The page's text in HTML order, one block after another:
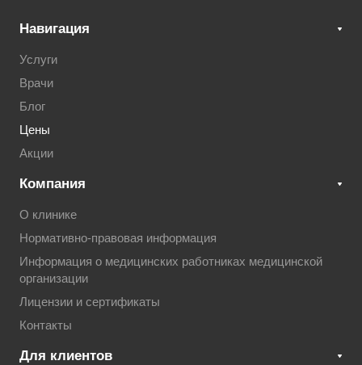
Навигация
Услуги
Врачи
Блог
Цены
Акции
Компания
О клинике
Нормативно-правовая информация
Информация о медицинских работниках медицинской
организации
Лицензии и сертификаты
Контакты
Для клиентов